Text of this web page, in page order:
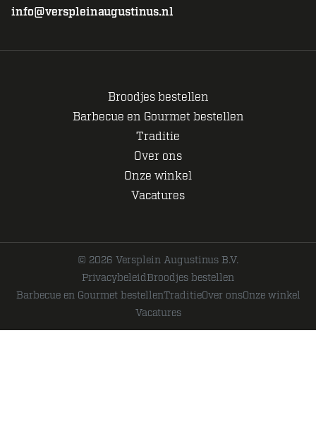
info@verspleinaugustinus.nl
Broodjes bestellen
Barbecue en Gourmet bestellen
Traditie
Over ons
Onze winkel
Vacatures
© 2026 Versplein Augustinus B.V.
PrivacybeleidBroodjes bestellen
Barbecue en Gourmet bestellenTraditieOver onsOnze winkel
Vacatures